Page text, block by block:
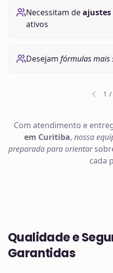
Necessitam deajustes
ativos
Desejam fórmulas mais
1 /
Com atendimento e
em Curitiba, nossa
preparada para orientar
cada
Qualidade e
Garantidas